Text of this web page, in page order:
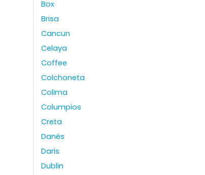
Box
Brisa
Cancun
Celaya
Coffee
Colchoneta
Colima
Columpios
Creta
Danés
Daris
Dublin